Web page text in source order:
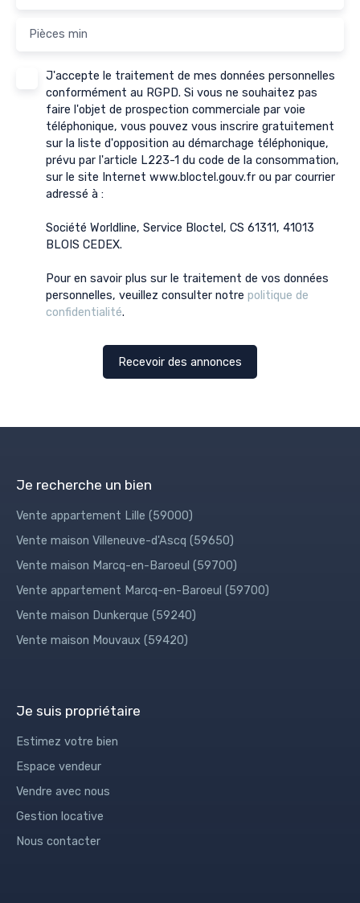
Pièces min
J'accepte le traitement de mes données personnelles
conformément au RGPD. Si vous ne souhaitez pas
faire l'objet de prospection commerciale par voie
téléphonique, vous pouvez vous inscrire gratuitement
sur la liste d'opposition au démarchage téléphonique,
prévu par l'article L223-1 du code de la consommation,
sur le site Internet www.bloctel.gouv.fr ou par courrier
adressé à :
Société Worldline, Service Bloctel, CS 61311, 41013
BLOIS CEDEX.
Pour en savoir plus sur le traitement de vos données
personnelles, veuillez consulter notre politique de
confidentialité.
Recevoir des annonces
Je recherche un bien
Vente appartement Lille (59000)
Vente maison Villeneuve-d'Ascq (59650)
Vente maison Marcq-en-Baroeul (59700)
Vente appartement Marcq-en-Baroeul (59700)
Vente maison Dunkerque (59240)
Vente maison Mouvaux (59420)
Je suis propriétaire
Estimez votre bien
Espace vendeur
Vendre avec nous
Gestion locative
Nous contacter